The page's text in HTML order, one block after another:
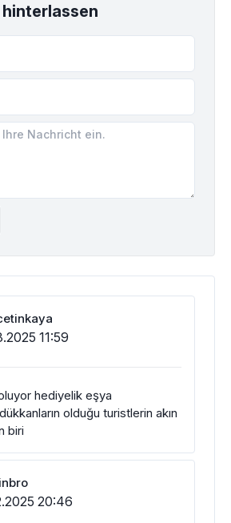
11:59
hediyelik eşya
olduğu turistlerin akın
biri
20:46